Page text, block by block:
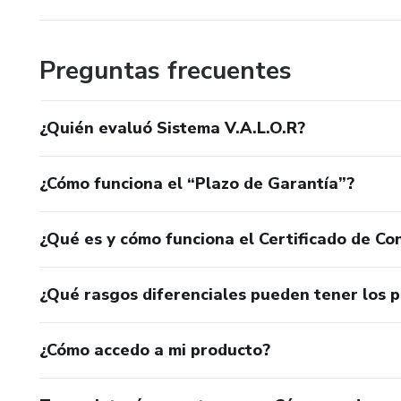
El programa se desarrolla
• 1 encuentro semanal de 60
• Implementación paso a paso
• Scripts de ventas de alto
Preguntas frecuentes
¿Quién evaluó Sistema V.A.L.O.R?
¿Cómo funciona el “Plazo de Garantía”?
¿Qué es y cómo funciona el Certificado de
¿Qué rasgos diferenciales pueden tener los
¿Cómo accedo a mi producto?